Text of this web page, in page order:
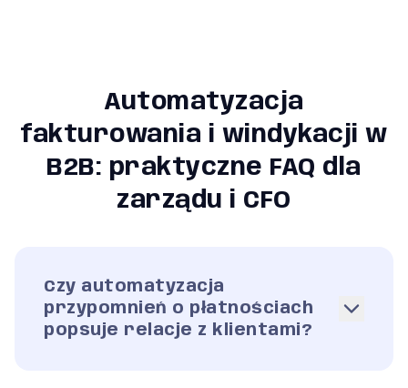
Automatyzacja
fakturowania i windykacji w
B2B: praktyczne FAQ dla
zarządu i CFO
Czy automatyzacja
przypomnień o płatnościach
popsuje relacje z klientami?